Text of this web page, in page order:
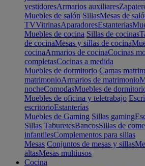
vestidoresArmarios auxiliares
Muebles de salón SillasMesas de
TVVitrinasAparadoresEstanterias
Muebles de cocina Sillas de cocinas
de cocinaMesas y sillas de cocina
cocinaArmarios de cocinaCocinas
completasCocinas a medida
Muebles de dormitorio Camas
matrimonioArmarios de matrimonio
nocheComodasMuebles de
Muebles de oficina y teletrabajo
escritorioEstanterías
Muebles de Gaming Sillas gaming
Sillas TaburetesBancosSillas de
infantilesComplementos para sillas
Mesas Conjuntos de mesas y sillas
altasMesas multiusos
Cocina